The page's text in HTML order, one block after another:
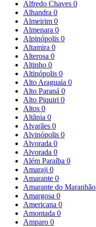
Alfredo Chaves 0
Alhandra 0
Almeirim 0
Almenara 0
Alpinópolis 0
Altamira 0
Alterosa 0
Altinho 0
Altinópolis 0
Alto Araguaia 0
Alto Paraná 0
Alto Piquiri 0
Altos 0
Altãnia 0
Alvarães 0
Alvinópolis 0
Alvorada 0
Alvorada 0
Além Paraíba 0
Amaraji 0
Amarante 0
Amarante do Maranhão
Amargosa 0
Americana 0
Amontada 0
Amparo 0